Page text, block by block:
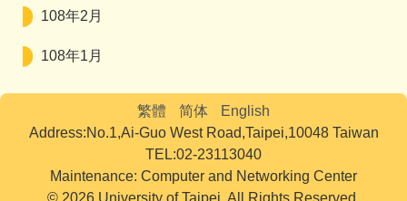
108年2月
108年1月
繁體 简体
English
Address:No.1,Ai-Guo West Road,Taipei,10048 Taiwan
TEL:02-23113040
Maintenance: Computer and Networking Center
© 2026 University of Taipei. All Rights Reserved.